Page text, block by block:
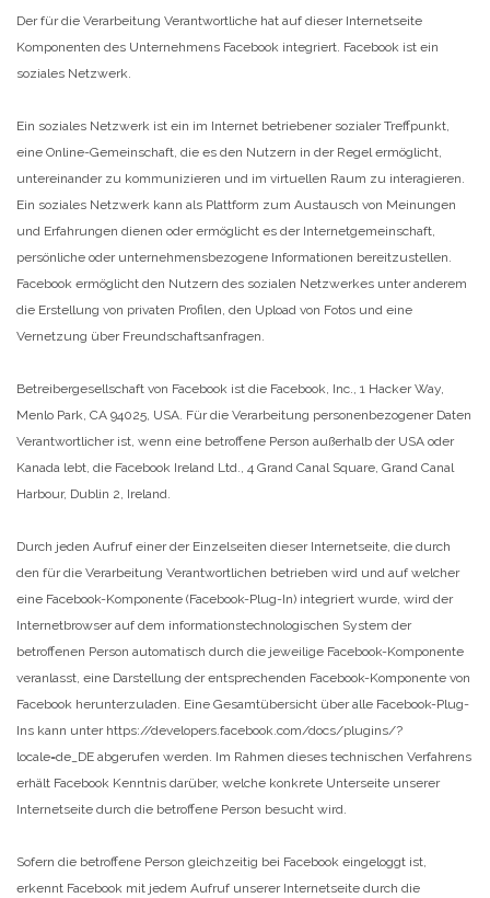
Der für die Verarbeitung Verantwortliche hat auf dieser Internetseite
Komponenten des Unternehmens Facebook integriert. Facebook ist ein
soziales Netzwerk.
Ein soziales Netzwerk ist ein im Internet betriebener sozialer Treffpunkt,
eine Online-Gemeinschaft, die es den Nutzern in der Regel ermöglicht,
untereinander zu kommunizieren und im virtuellen Raum zu interagieren.
Ein soziales Netzwerk kann als Plattform zum Austausch von Meinungen
und Erfahrungen dienen oder ermöglicht es der Internetgemeinschaft,
persönliche oder unternehmensbezogene Informationen bereitzustellen.
Facebook ermöglicht den Nutzern des sozialen Netzwerkes unter anderem
die Erstellung von privaten Profilen, den Upload von Fotos und eine
Vernetzung über Freundschaftsanfragen.
Betreibergesellschaft von Facebook ist die Facebook, Inc., 1 Hacker Way,
Menlo Park, CA 94025, USA. Für die Verarbeitung personenbezogener Daten
Verantwortlicher ist, wenn eine betroffene Person außerhalb der USA oder
Kanada lebt, die Facebook Ireland Ltd., 4 Grand Canal Square, Grand Canal
Harbour, Dublin 2, Ireland.
Durch jeden Aufruf einer der Einzelseiten dieser Internetseite, die durch
den für die Verarbeitung Verantwortlichen betrieben wird und auf welcher
eine Facebook-Komponente (Facebook-Plug-In) integriert wurde, wird der
Internetbrowser auf dem informationstechnologischen System der
betroffenen Person automatisch durch die jeweilige Facebook-Komponente
veranlasst, eine Darstellung der entsprechenden Facebook-Komponente von
Facebook herunterzuladen. Eine Gesamtübersicht über alle Facebook-Plug-
Ins kann unter https://developers.facebook.com/docs/plugins/?
locale=de_DE abgerufen werden. Im Rahmen dieses technischen Verfahrens
erhält Facebook Kenntnis darüber, welche konkrete Unterseite unserer
Internetseite durch die betroffene Person besucht wird.
Sofern die betroffene Person gleichzeitig bei Facebook eingeloggt ist,
erkennt Facebook mit jedem Aufruf unserer Internetseite durch die